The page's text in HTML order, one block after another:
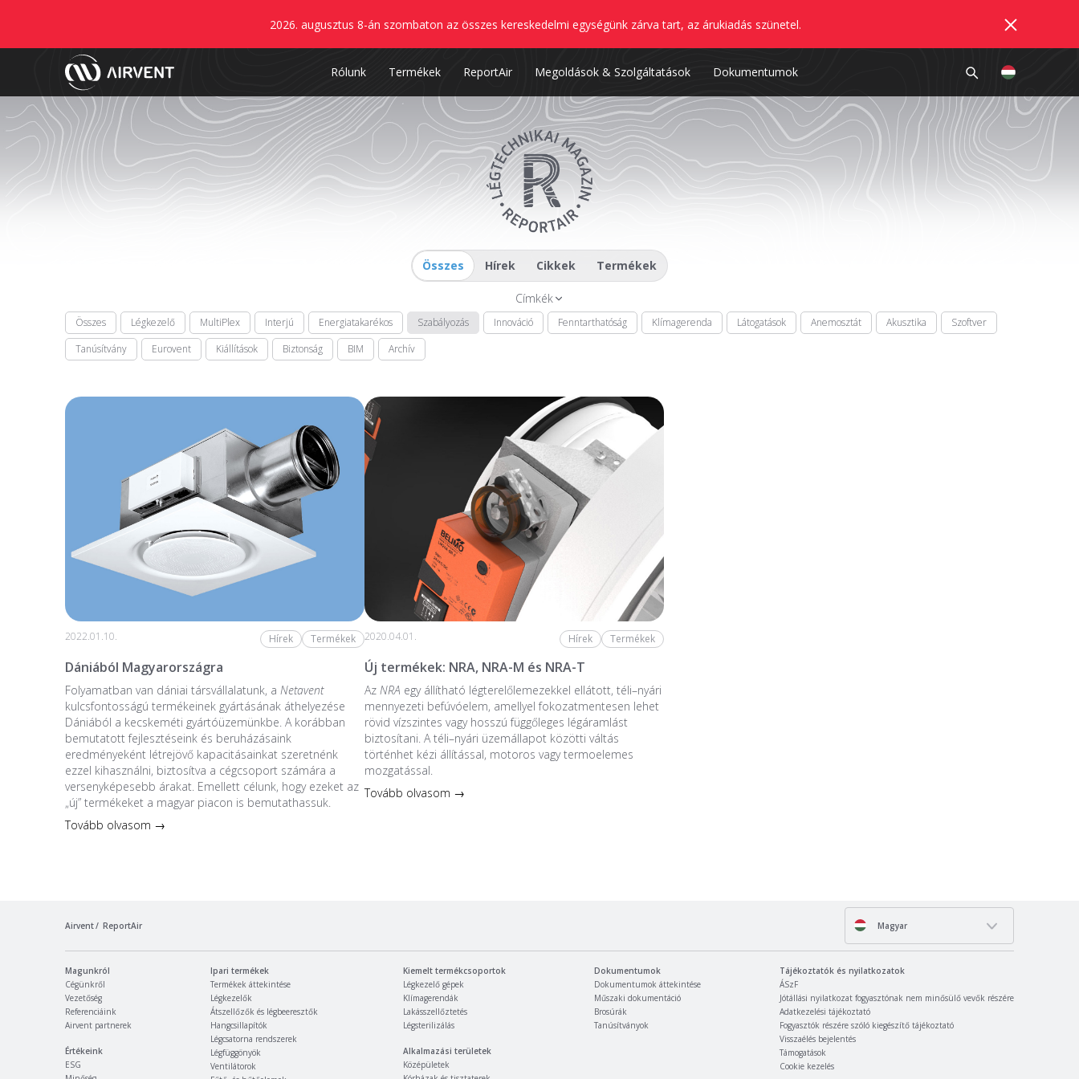
2026. augusztus 8-án szombaton az összes kereskedelmi egységünk zárva tart, az árukiadás szünetel.
Rólunk Termékek ReportAir Megoldások & Szolgáltatások Dokumentumok
Összes Hírek Cikkek Termékek
Címkék
Összes Légkezelő MultiPlex Interjú Energiatakarékos Szabályozás Innováció Fenntarthatóság Klímagerenda Látogatások Anemosztát Akusztika
Szoftver
Tanúsítvány
Eurovent Kiállítások Biztonság BIM Archív
2022.01.10. Hírek Termékek
Dániából Magyarországra
Folyamatban van dániai társvállalatunk, a Netavent
kulcsfontosságú termékeinek gyártásának áthelyezése
Dániából a kecskeméti gyártóüzemünkbe. A korábban
bemutatott fejlesztéseink és beruházásaink
eredményeként létrejövő kapacitásainkat szeretnénk
ezzel kihasználni, biztosítva a cégcsoport számára a
versenyképesebb árakat. Emellett célunk, hogy ezeket az
„új” termékeket a magyar piacon is bemutathassuk.
Tovább olvasom →
2020.04.01. Hírek Termékek
Új termékek: NRA, NRA-M és NRA-T
Az NRA egy állítható légterelőlemezekkel ellátott, téli–nyári
mennyezeti befúvóelem, amellyel fokozatmentesen lehet
rövid vízszintes vagy hosszú függőleges légáramlást
biztosítani. A téli–nyári üzemállapot közötti váltás
történhet kézi állítással, motoros vagy termoelemes
mozgatással.
Tovább olvasom →
Airvent ReportAir Magyar
Magunkról
Cégünkről
Vezetőség
Referenciáink
Airvent partnerek
Értékeink
ESG
Ipari termékek
Termékek áttekintése
Légkezelők
Átszellőzők és légbeeresztők
Hangcsillapítók
Légcsatorna rendszerek
Légfüggönyök
Ventilátorok
Kiemelt termékcsoportok
Légkezelő gépek
Klímagerendák
Lakásszellőztetés
Légsterilizálás
Alkalmazási területek
Középületek
Dokumentumok
Dokumentumok áttekintése
Műszaki dokumentáció
Brosúrák
Tanúsítványok
Tájékoztatók és nyilatkozatok
ÁSzF
Jótállási nyilatkozat fogyasztónak nem minősülő vevők részére
Adatkezelési tájékoztató
Fogyasztók részére szóló kiegészítő tájékoztató
Visszaélés bejelentés
Támogatások
Cookie kezelés